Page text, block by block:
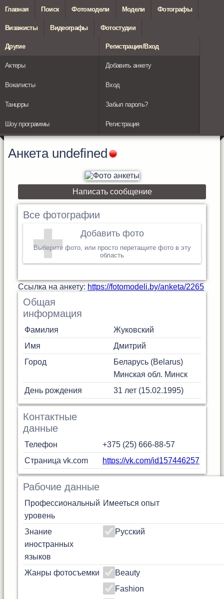
Главная Поиск Фотомодели Модели Фотографы
Визажисты Видеографы Фотостудии
Другие
Актеры
Вокалисты
Танцоры
Шоу программы
Регистрация/Вход
Добавить анкету
Вход
Забыл пароль?
Регистрация
Анкета undefined
Написать сообщение
Все фотографии
Добавить фото
Выберите фото, или просто перетащите фото в эту
область
Cсылка на анкету: https://fotomodeli.by/anketa/2265
Общая
информация
Фамилия
Жуковский
Имя
Дмитрий
Город
Беларусь (Belarus)
Минская обл. Минск
День рождения
31 лет (15.02.1995)
Контактные
данные
Телефон
+375 (25) 666-88-57
Страница vk.com
https://vk.com/id157446257
Рабочие данные
Профессиональный
уровень
Имееться опыт
Знание
иностранных
языков
Русский
Жанры фотосъемки
Beauty
Fashion